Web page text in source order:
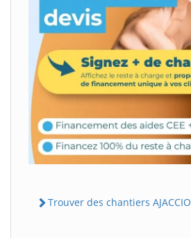
Trouver des chantiers AJACCIO